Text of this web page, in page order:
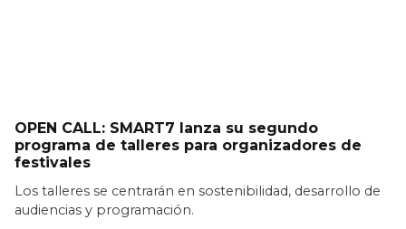
OPEN CALL: SMART7 lanza su segundo
programa de talleres para organizadores de
festivales
Los talleres se centrarán en sostenibilidad, desarrollo de
audiencias y programación.